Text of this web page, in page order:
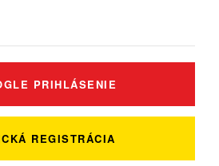
PRIHLÁSENIE
REGISTRÁCIA